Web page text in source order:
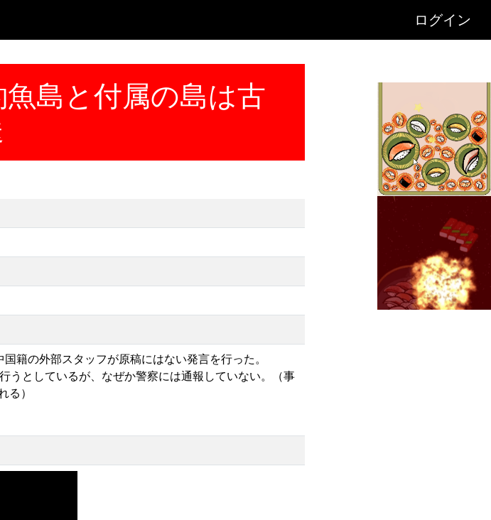
ログイン
島と付属の島は古
籍の外部スタッフが原稿にはない発言を行った。
うとしているが、なぜか警察には通報していない。（事
）